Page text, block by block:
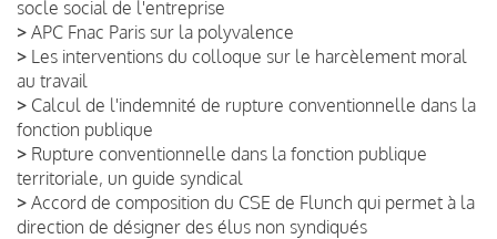
socle social de l'entreprise
> APC Fnac Paris sur la polyvalence
> Les interventions du colloque sur le harcèlement moral
au travail
> Calcul de l'indemnité de rupture conventionnelle dans la
fonction publique
> Rupture conventionnelle dans la fonction publique
territoriale, un guide syndical
> Accord de composition du CSE de Flunch qui permet à la
direction de désigner des élus non syndiqués